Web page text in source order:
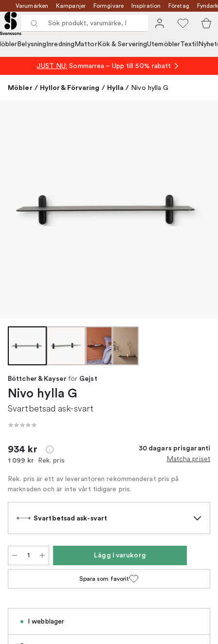
Varumärken Kampanjer Formgivare Inspiration Företag
Belysning Inredning MattorKök & ServeringUtemöblerTextil
JUST NU: Sommarrea – Upp till 50% rabatt
Möbler / Hyllor & Förvaring / Hylla / Nivo hylla G
Böttcher & Kayser för Gejst
Nivo hylla G
Svartbetsad ask-svart
934 kr
1 099 kr Rek. pris
30 dagars prisgaranti
Matcha priset
Rek. pris är ett av leverantören rekommenderat pris på
marknaden och är inte vårt tidigare pris.
Svartbetsad ask-svart
Lägg i varukorg
Spara som favorit
I webblager